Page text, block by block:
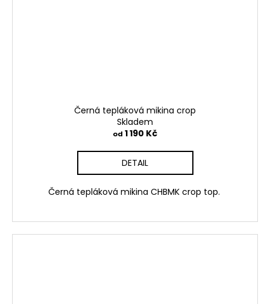
Černá tepláková mikina crop
Skladem
od 1 190 Kč
DETAIL
Černá tepláková mikina CHBMK crop top.